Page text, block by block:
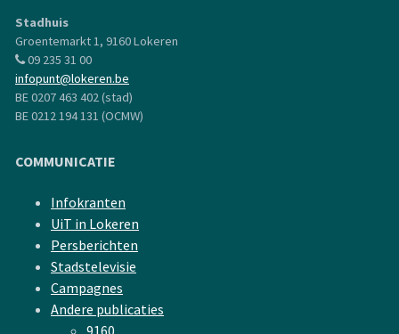
Stadhuis
Groentemarkt 1, 9160 Lokeren
09 235 31 00
infopunt@lokeren.be
BE 0207 463 402 (stad)
BE 0212 194 131 (OCMW)
COMMUNICATIE
Infokranten
UiT in Lokeren
Persberichten
Stadstelevisie
Campagnes
Andere publicaties
9160